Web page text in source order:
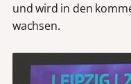
und wird in den
wachsen.